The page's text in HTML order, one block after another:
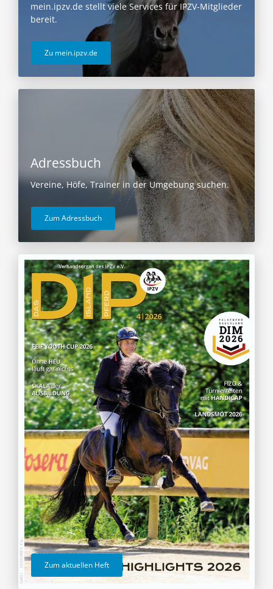
mein.ipzv.de stellt viele Services für IPZV-Mitglieder
bereit.
Zu mein.ipzv.de
Adressbuch
Vereine, Höfe, Trainer in der Umgebung suchen.
Zum Adressbuch
Zum aktuellen Heft